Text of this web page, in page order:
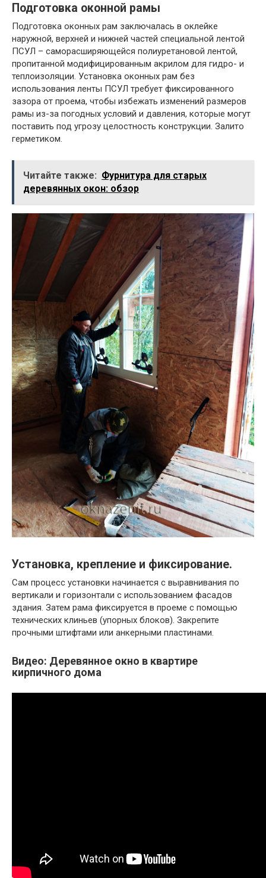
Подготовка оконной рамы
Подготовка оконных рам заключалась в оклейке
наружной, верхней и нижней частей специальной лентой
ПСУЛ – саморасширяющейся полиуретановой лентой,
пропитанной модифицированным акрилом для гидро- и
теплоизоляции. Установка оконных рам без
использования ленты ПСУЛ требует фиксированного
зазора от проема, чтобы избежать изменений размеров
рамы из-за погодных условий и давления, которые могут
поставить под угрозу целостность конструкции. Залито
герметиком.
Читайте также: Фурнитура для старых
деревянных окон: обзор
Установка, крепление и фиксирование.
Сам процесс установки начинается с выравнивания по
вертикали и горизонтали с использованием фасадов
здания. Затем рама фиксируется в проеме с помощью
технических клиньев (упорных блоков). Закрепите
прочными штифтами или анкерными пластинами.
Видео: Деревянное окно в квартире
кирпичного дома